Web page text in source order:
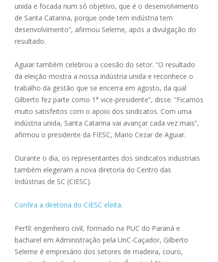
unida e focada num só objetivo, que é o desenvolvimento
de Santa Catarina, porque onde tem indústria tem
desenvolvimento”, afirmou Seleme, após a divulgação do
resultado.
Aguiar também celebrou a coesão do setor. “O resultado
da eleição mostra a nossa indústria unida e reconhece o
trabalho da gestão que se encerra em agosto, da qual
Gilberto fez parte como 1° vice-presidente”, disse. “Ficamos
muito satisfeitos com o apoio dos sindicatos. Com uma
indústria unida, Santa Catarina vai avançar cada vez mais”,
afirmou o presidente da FIESC, Mario Cezar de Aguiar.
Durante o dia, os representantes dos sindicatos industriais
também elegeram a nova diretoria do Centro das
Indústrias de SC (CIESC).
Confira a diretoria do CIESC eleita.
Perfil: engenheiro civil, formado na PUC do Paraná e
bacharel em Administração pela UnC-Caçador, Gilberto
Seleme é empresário dos setores de madeira, couro,